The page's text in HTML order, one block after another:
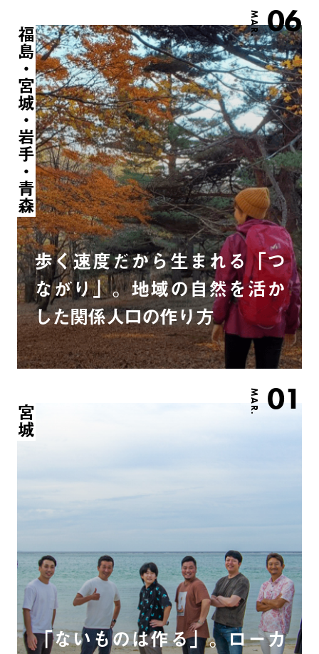
MAR. 06
福島・宮城・岩手・青森
歩く速度だから生まれる「つ
ながり」。地域の自然を活か
した関係人口の作り方
MAR. 01
宮城
「ないものは作る」。ローカ